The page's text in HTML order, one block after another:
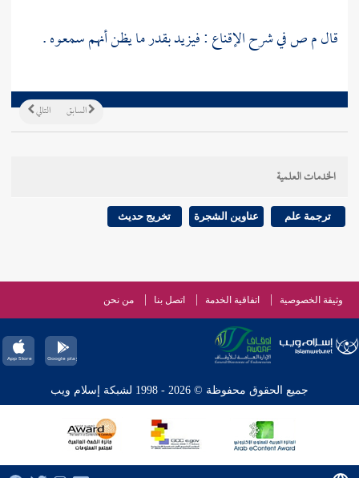
قالم ص في شرح الإقناع: فيزيد بقدر ما يظن أنهم سمعوه .
التالي السابق
الخدمات العلمية
ترجمة علم عناوين الشجرة تخريج حديث
وثيقة الخصوصية اتفاقية الخدمة اتصل بنا من نحن
جميع الحقوق محفوظة © 2026 - 1998 لشبكة إسلام ويب